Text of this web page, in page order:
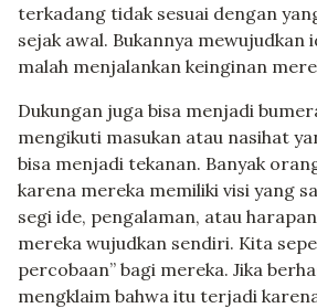
terkadang tidak sesuai dengan
sejak awal. Bukannya mewujudkan
malah menjalankan keinginan
Dukungan juga bisa menjadi
mengikuti masukan atau nasihat
bisa menjadi tekanan. Banyak
karena mereka memiliki visi yang
segi ide, pengalaman, atau
mereka wujudkan sendiri. Kita
percobaan” bagi mereka. Jika
mengklaim bahwa itu terjadi